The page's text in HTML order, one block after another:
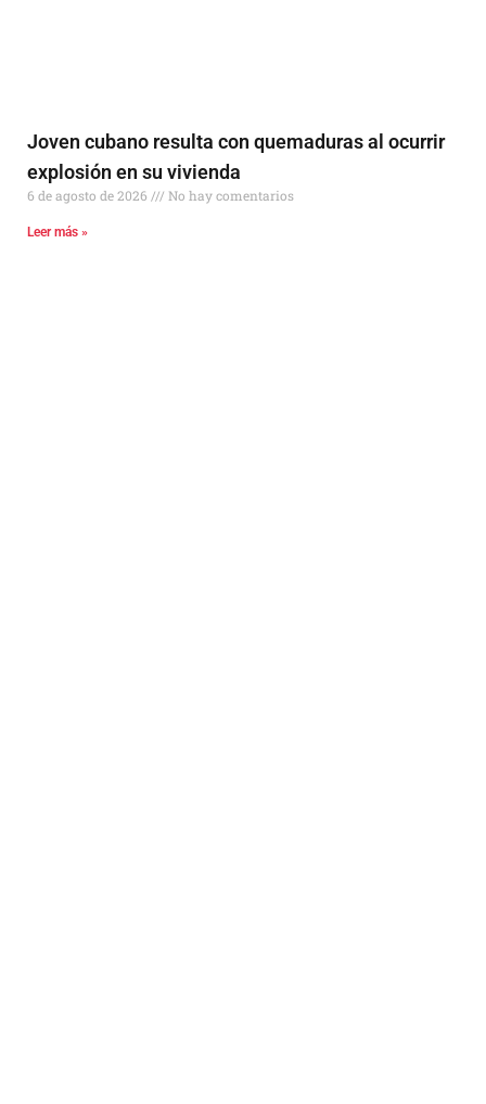
Joven cubano resulta con quemaduras al ocurrir
explosión en su vivienda
6 de agosto de 2026 No hay comentarios
Leer más »